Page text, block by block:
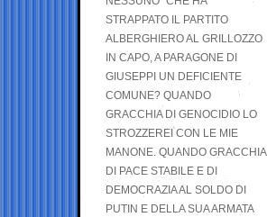
STRAPPATO IL PARTITO
ALBERGHIERO AL GRILLOZZO
IN CAPO, A PARAGONE DI
GIUSEPPI UN DEFICIENTE
COMUNE? QUANDO
GRACCHIA DI GENOCIDIO LO
STROZZEREI CON LE MIE
MANONE. QUANDO GRACCHIA
DI PACE STABILE E DI
DEMOCRAZIA AL SOLDO DI
PUTIN E DELLA SUA ARMATA